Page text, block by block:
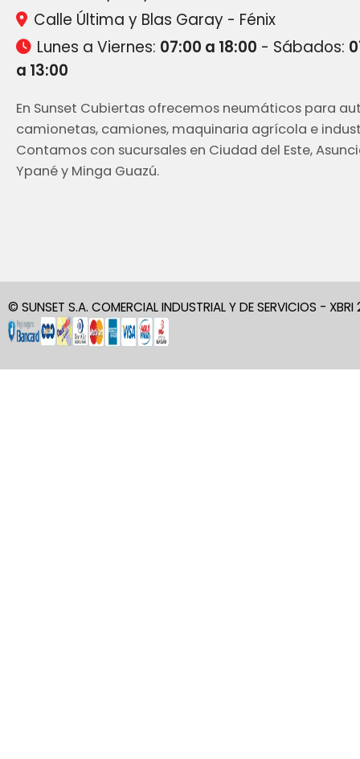
Calle Última y Blas Garay - Fénix
Lunes a Viernes: 07:00 a 18:00 - Sábados:
a 13:00
En Sunset Cubiertas ofrecemos neumáticos para
camionetas, camiones, maquinaria agrícola e
Contamos con sucursales en Ciudad del Este,
Ypané y Minga Guazú.
© SUNSET S.A. COMERCIAL INDUSTRIAL Y DE SERVICIOS -